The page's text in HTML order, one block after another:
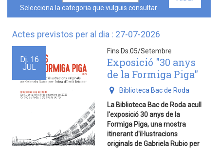
Selecciona la categoria que vulguis consultar
Actes previstos per al dia : 27-07-2026
Dj. 16
JUL
Fins Ds.05/Setembre
Exposició "30 anys
de la Formiga Piga"
Biblioteca Bac de Roda
La Biblioteca Bac de Roda acull
l'exposició 30 anys de la
Formiga Piga, una mostra
itinerant d'il·lustracions
originals de Gabriela Rubio per